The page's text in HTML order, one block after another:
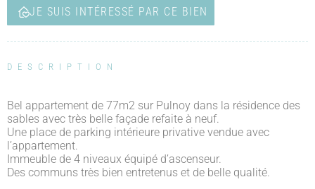
JE SUIS INTÉRESSÉ PAR CE BIEN
DESCRIPTION
Bel appartement de 77m2 sur Pulnoy dans la résidence des
sables avec très belle façade refaite à neuf.
Une place de parking intérieure privative vendue avec
l’appartement.
Immeuble de 4 niveaux équipé d’ascenseur.
Des communs très bien entretenus et de belle qualité.